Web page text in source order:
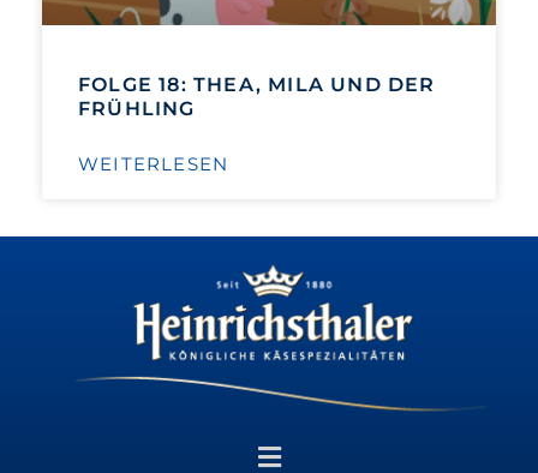
FOLGE 18: THEA, MILA UND DER
FRÜHLING
WEITERLESEN